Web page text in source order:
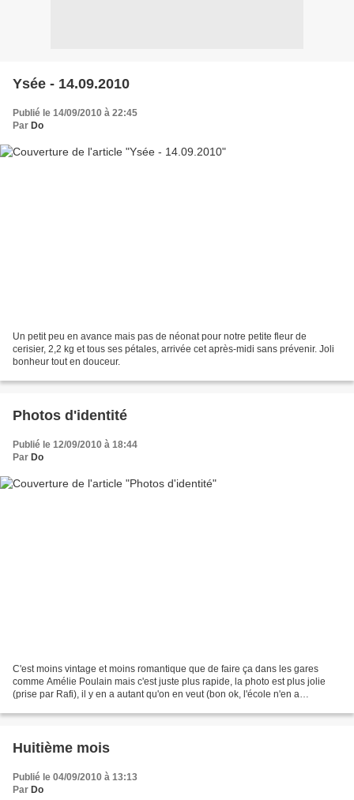
Ysée - 14.09.2010
Publié le 14/09/2010 à 22:45
Par Do
Un petit peu en avance mais pas de néonat pour notre petite fleur de
cerisier, 2,2 kg et tous ses pétales, arrivée cet après-midi sans prévenir. Joli
bonheur tout en douceur.
Photos d'identité
Publié le 12/09/2010 à 18:44
Par Do
C'est moins vintage et moins romantique que de faire ça dans les gares
comme Amélie Poulain mais c'est juste plus rapide, la photo est plus jolie
(prise par Rafi), il y en a autant qu'on en veut (bon ok, l'école n'en a
Huitième mois
Publié le 04/09/2010 à 13:13
Par Do